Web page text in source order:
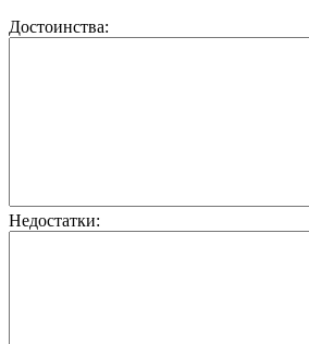
Достоинства:
Недостатки: